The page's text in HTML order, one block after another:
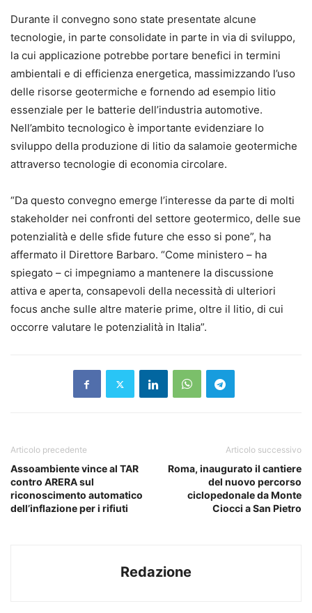
Durante il convegno sono state presentate alcune
tecnologie, in parte consolidate in parte in via di sviluppo,
la cui applicazione potrebbe portare benefici in termini
ambientali e di efficienza energetica, massimizzando l’uso
delle risorse geotermiche e fornendo ad esempio litio
essenziale per le batterie dell’industria automotive.
Nell’ambito tecnologico è importante evidenziare lo
sviluppo della produzione di litio da salamoie geotermiche
attraverso tecnologie di economia circolare.
“Da questo convegno emerge l’interesse da parte di molti
stakeholder nei confronti del settore geotermico, delle sue
potenzialità e delle sfide future che esso si pone”, ha
affermato il Direttore Barbaro. “Come ministero – ha
spiegato – ci impegniamo a mantenere la discussione
attiva e aperta, consapevoli della necessità di ulteriori
focus anche sulle altre materie prime, oltre il litio, di cui
occorre valutare le potenzialità in Italia”.
Articolo precedente
Assoambiente vince al TAR
contro ARERA sul
riconoscimento automatico
dell’inflazione per i rifiuti
Articolo successivo
Roma, inaugurato il cantiere
del nuovo percorso
ciclopedonale da Monte
Ciocci a San Pietro
Redazione